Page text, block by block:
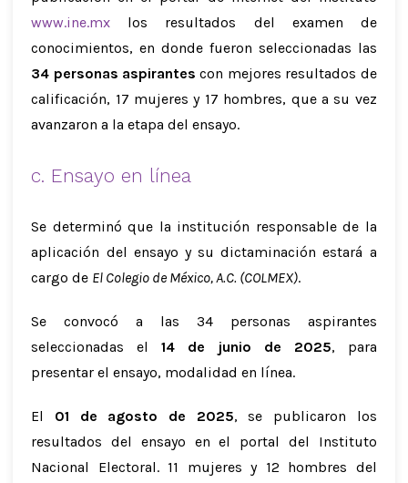
www.ine.mx los resultados del examen de
conocimientos, en donde fueron seleccionadas las
34 personas aspirantes con mejores resultados de
calificación, 17 mujeres y 17 hombres, que a su vez
avanzaron a la etapa del ensayo.
c. Ensayo en línea
Se determinó que la institución responsable de la
aplicación del ensayo y su dictaminación estará a
cargo de El Colegio de México, A.C. (COLMEX).
Se convocó a las 34 personas aspirantes
seleccionadas el14 de junio de 2025, para
presentar el ensayo, modalidad en línea.
El 01 de agosto de 2025, se publicaron los
resultados del ensayo en el portal del Instituto
Nacional Electoral. 11 mujeres y 12 hombres del